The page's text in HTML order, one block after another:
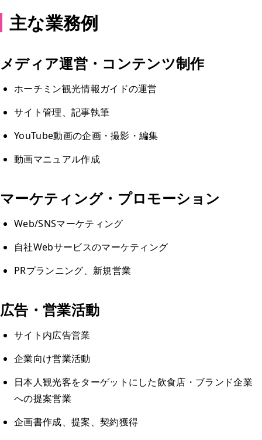
主な業務例
メディア運営・コンテンツ制作
ホーチミン観光情報ガイドの運営
サイト管理、記事執筆
YouTube動画の企画・撮影・編集
動画マニュアル作成
マーケティング・プロモーション
Web/SNSマーケティング
自社Webサービスのマーケティング
PRプランニング、新規営業
広告・営業活動
サイト内広告営業
企業向け営業活動
日本人観光客をターゲットにした飲食店・ブランド企業
への提案営業
企画書作成、提案、契約獲得